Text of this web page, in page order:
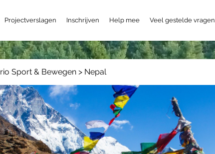
Projectverslagen Inschrijven Help mee Veel gestelde vragen
Sport & Bewegen > Nepal